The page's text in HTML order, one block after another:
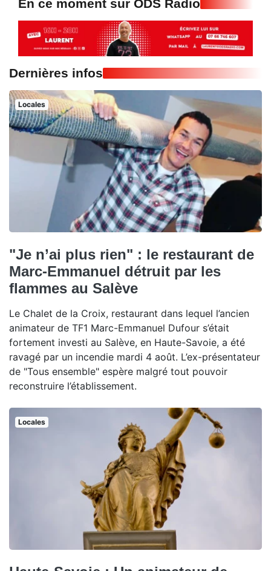
En ce moment sur ODS Radio
Dernières infos
Locales
"Je n’ai plus rien" : le restaurant de
Marc-Emmanuel détruit par les
flammes au Salève
Le Chalet de la Croix, restaurant dans lequel l’ancien
animateur de TF1 Marc-Emmanuel Dufour s’était
fortement investi au Salève, en Haute-Savoie, a été
ravagé par un incendie mardi 4 août. L’ex-présentateur
de "Tous ensemble" espère malgré tout pouvoir
reconstruire l’établissement.
Locales